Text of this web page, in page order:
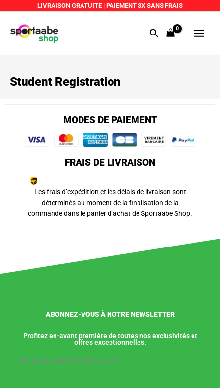
contenu
LIVRAISON GRATUITE | PAIEMENT 3X SANS FRAIS
RechercherMenu
Student Registration
MODES DE PAIEMENT
FRAIS DE LIVRAISON
Les frais d’expédition et les délais de livraison sont
déterminés au moment de la finalisation de la
commande dans le panier d’achat de Sportaabe Shop.
ABONNEZ-VOUS À NOTRE NEWSLETTER
Profitez en-avant première de toutes nos exclusivités et
offres exceptionnelles.
[mailjet_subscribe widget_id="2"]